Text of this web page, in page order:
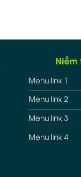
Menu link 1
Menu link 2
Menu link 3
Menu link 4